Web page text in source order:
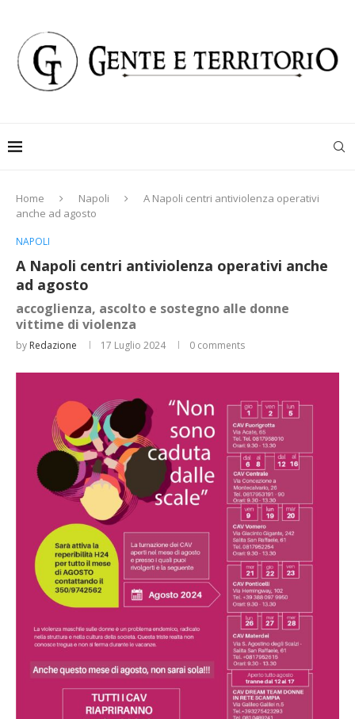
Home Napoli
A Napoli centri antiviolenza operativi
anche ad agosto
NAPOLI
A Napoli centri antiviolenza operativi anche
ad agosto
accoglienza, ascolto e sostegno alle donne
vittime di violenza
by Redazione 17 Luglio 2024 0 comments